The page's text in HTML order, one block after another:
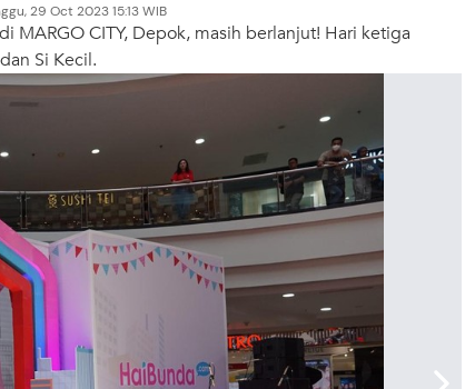
29 Oct 2023 15:13 WIB
MARGO CITY, Depok, masih berlanjut! Hari ketiga
Si Kecil.